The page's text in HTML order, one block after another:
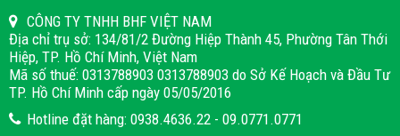
CÔNG TY TNHH BHF VIỆT NAM
Địa chỉ trụ sở: 134/81/2 Đường Hiệp Thành 45, Phường Tân Thới
Hiệp, TP. Hồ Chí Minh, Việt Nam
Mã số thuế: 0313788903 0313788903 do Sở Kế Hoạch và Đầu Tư
TP. Hồ Chí Minh cấp ngày 05/05/2016
Hotline đặt hàng: 0938.4636.22 - 09.0771.0771